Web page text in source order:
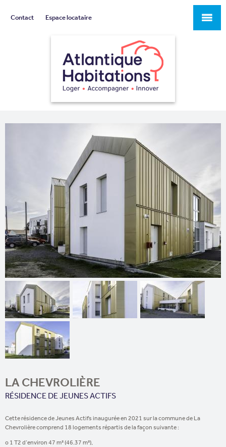
Contact Espace locataire
LA CHEVROLIÈRE
RÉSIDENCE DE JEUNES ACTIFS
Cette résidence de Jeunes Actifs inaugurée en 2021 sur la commune de La
Chevrolière comprend 18 logements répartis de la façon suivante :
o 1 T2 d’environ 47 m² (46.37 m²),